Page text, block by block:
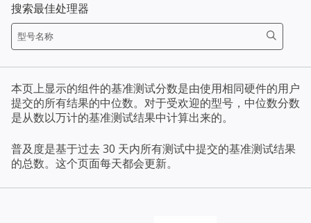
搜索最佳处理器
本页上显示的组件的基准测试分数是由使用相同硬件的用户
提交的所有结果的中位数。对于受欢迎的型号，中位数分数
是从数以万计的基准测试结果中计算出来的。
普及度是基于过去 30 天内所有测试中提交的基准测试结果
的总数。这个页面每天都会更新。